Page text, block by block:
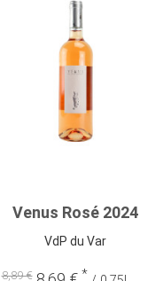
Venus Rosé 2024
VdP du Var
8,89 € *